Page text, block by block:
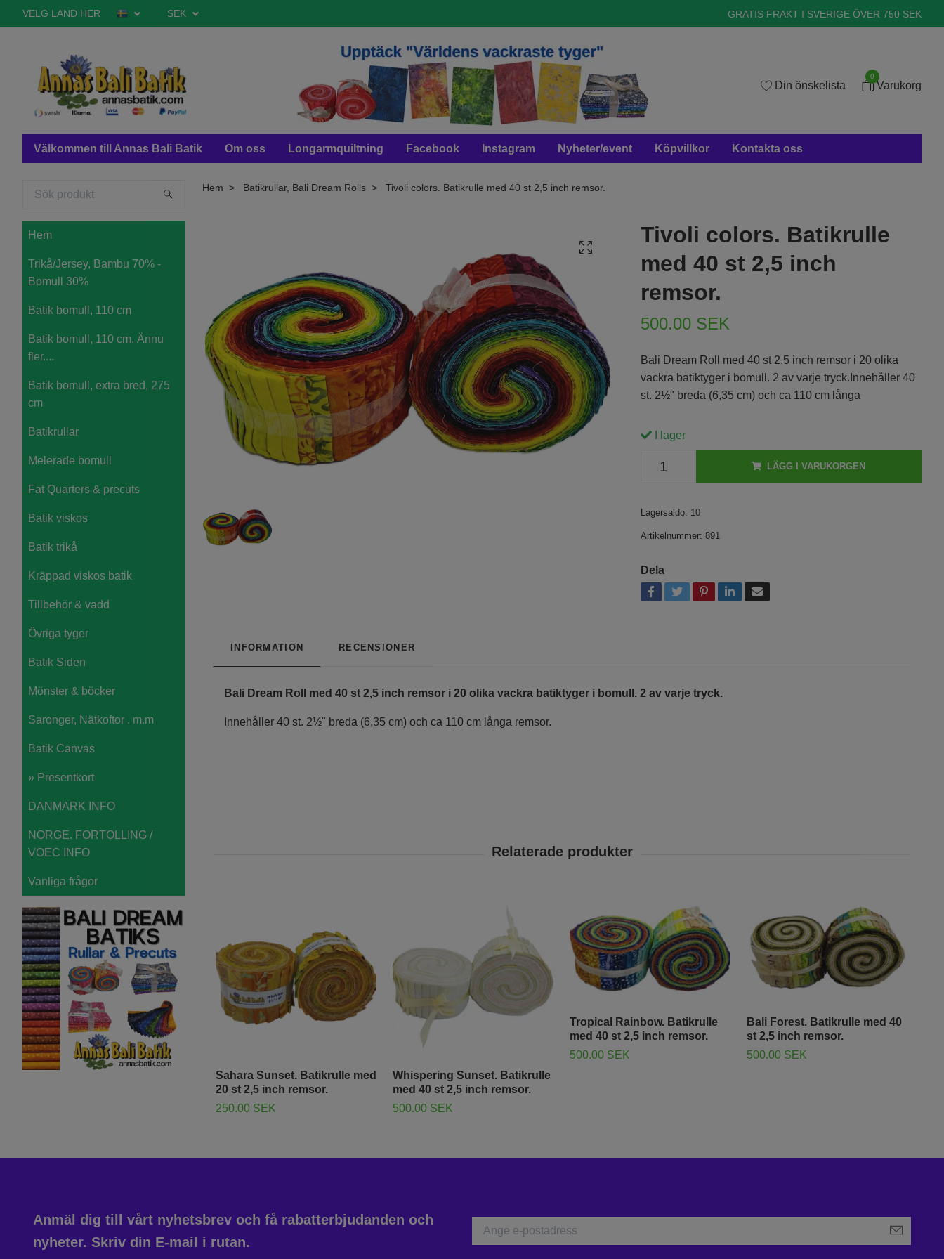
VELG LAND HER SEK GRATIS FRAKT I SVERIGE ÖVER 750 SEK
Din önskelista
0
Varukorg
Välkommen till Annas Bali Batik Om oss Longarmquiltning Facebook Instagram Nyheter/event Köpvillkor Kontakta oss
Hem
Trikå/Jersey, Bambu 70% -
Bomull 30%
Batik bomull, 110 cm
Batik bomull, 110 cm. Ännu
fler....
Batik bomull, extra bred, 275
cm
Batikrullar
Melerade bomull
Fat Quarters & precuts
Batik viskos
Batik trikå
Kräppad viskos batik
Tillbehör & vadd
Övriga tyger
Batik Siden
Mönster & böcker
Saronger, Nätkoftor . m.m
Batik Canvas
» Presentkort
DANMARK INFO
NORGE. FORTOLLING /
VOEC INFO
Vanliga frågor
Hem Batikrullar, Bali Dream Rolls Tivoli colors. Batikrulle med 40 st 2,5 inch remsor.
Tivoli colors. Batikrulle
med 40 st 2,5 inch
remsor.
500.00 SEK
Bali Dream Roll med 40 st 2,5 inch remsor i 20 olika
vackra batiktyger i bomull. 2 av varje tryck.Innehåller 40
st. 2½" breda (6,35 cm) och ca 110 cm långa
I lager
LÄGG I VARUKORGEN
Lagersaldo: 10
Artikelnummer: 891
Dela
INFORMATION RECENSIONER
Bali Dream Roll med 40 st 2,5 inch remsor i 20 olika vackra batiktyger i bomull. 2 av varje tryck.
Innehåller 40 st. 2½" breda (6,35 cm) och ca 110 cm långa remsor.
Sahara Sunset. Batikrulle med
20 st 2,5 inch remsor.
250.00 SEK
Whispering Sunset. Batikrulle
med 40 st 2,5 inch remsor.
500.00 SEK
Tropical Rainbow. Batikrulle
med 40 st 2,5 inch remsor.
500.00 SEK
Bali Forest. Batikrulle med 40
st 2,5 inch remsor.
500.00 SEK
Anmäl dig till vårt nyhetsbrev och få rabatterbjudanden och
nyheter. Skriv din E-mail i rutan.